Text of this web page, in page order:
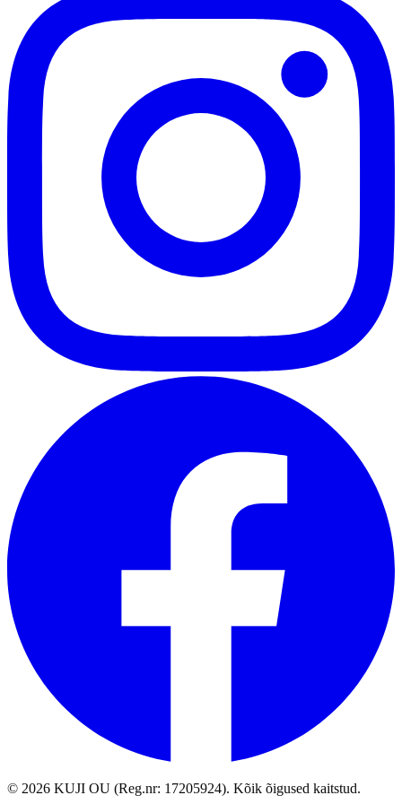
© 2026 KUJI OU (Reg.nr: 17205924). Kõik õigused kaitstud.